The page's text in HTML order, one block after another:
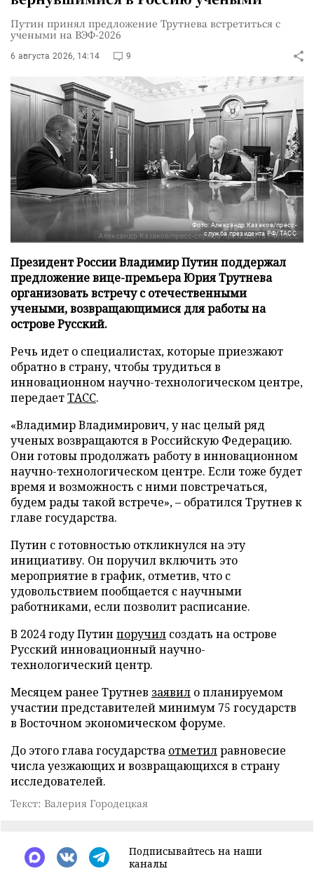
Путин принял предложение Трутнева встретиться с
учеными на ВЭФ-2026
6 августа 2026, 14:14 9
Фото: Александр Казаков/пресс-
служба президента РФ/ТАСС
Президент России Владимир Путин поддержал
предложение вице-премьера Юрия Трутнева
организовать встречу с отечественными
учеными, возвращающимися для работы на
острове Русский.
Речь идет о специалистах, которые приезжают
обратно в страну, чтобы трудиться в
инновационном научно-технологическом центре,
передаетТАСС.
«Владимир Владимирович, у нас целый ряд
ученых возвращаются в Российскую Федерацию.
Они готовы продолжать работу в инновационном
научно-технологическом центре. Если тоже будет
время и возможность с ними повстречаться,
будем рады такой встрече», – обратился Трутнев к
главе государства.
Путин с готовностью откликнулся на эту
инициативу. Он поручил включить это
мероприятие в график, отметив, что с
удовольствием пообщается с научными
работниками, если позволит расписание.
В 2024 году Путин поручил создать на острове
Русский инновационный научно-
технологический центр.
Месяцем ранее Трутнев заявил о планируемом
участии представителей минимум 75 государств
в Восточном экономическом форуме.
До этого глава государства отметилравновесие
числа уезжающих и возвращающихся в страну
исследователей.
Текст: Валерия Городецкая
Подписывайтесь на наши
каналы